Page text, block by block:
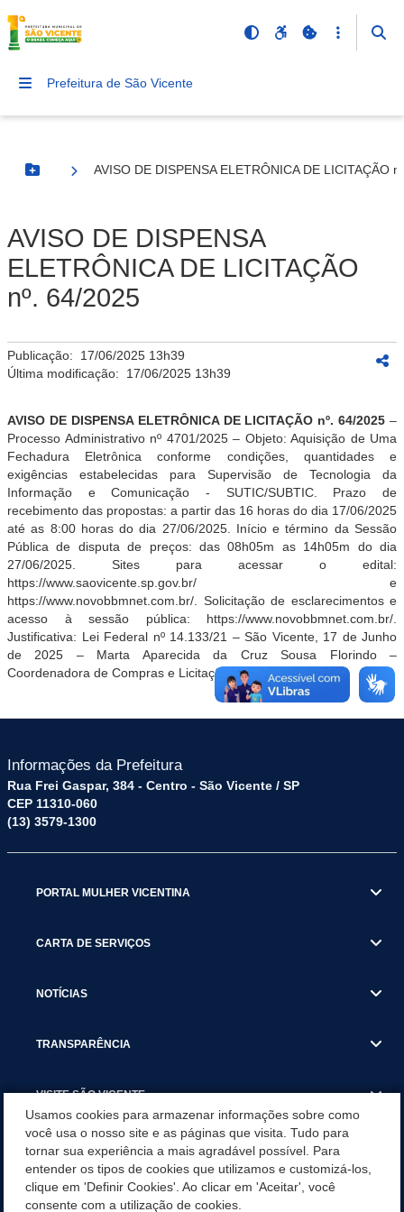
Prefeitura de São Vicente
Botão Menu
AVISO DE DISPENSA ELETRÔNICA DE LICITAÇÃO
AVISO DE DISPENSA
ELETRÔNICA DE LICITAÇÃO
nº. 64/2025
Publicação: 17/06/2025 13h39
Última modificação: 17/06/2025 13h39
AVISO DE DISPENSA ELETRÔNICA DE LICITAÇÃO nº. 64/2025 –
Processo Administrativo nº 4701/2025 – Objeto: Aquisição de Uma
Fechadura Eletrônica conforme condições, quantidades e
exigências estabelecidas para Supervisão de Tecnologia da
Informação e Comunicação - SUTIC/SUBTIC. Prazo de
recebimento das propostas: a partir das 16 horas do dia 17/06/2025
até as 8:00 horas do dia 27/06/2025. Início e término da Sessão
Pública de disputa de preços: das 08h05m as 14h05m do dia
27/06/2025. Sites para acessar o edital:
https://www.saovicente.sp.gov.br/ e
https://www.novobbmnet.com.br/. Solicitação de esclarecimentos e
acesso à sessão pública: https://www.novobbmnet.com.br/.
Justificativa: Lei Federal nº 14.133/21 – São Vicente, 17 de Junho
de 2025 – Marta Aparecida da Cruz Sousa Florindo –
Coordenadora de Compras e Licitações..
Informações da Prefeitura
Rua Frei Gaspar, 384 - Centro - São Vicente / SP
CEP 11310-060
(13) 3579-1300
PORTAL MULHER VICENTINA
CARTA DE SERVIÇOS
NOTÍCIAS
TRANSPARÊNCIA
VISITE SÃO VICENTE
SÃO VICENTE REFORÇA REDE DE PROTEÇÃO ÀS MULHERES
DURANTE O AGOSTO LILÁS COM AÇÕES DE
Usamos cookies para armazenar informações sobre como
você usa o nosso site e as páginas que visita. Tudo para
tornar sua experiência a mais agradável possível. Para
entender os tipos de cookies que utilizamos e customizá-los,
clique em 'Definir Cookies'. Ao clicar em 'Aceitar', você
consente com a utilização de cookies.